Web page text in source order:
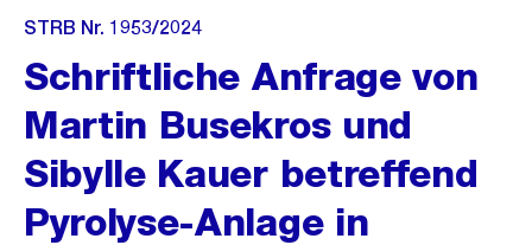
STRB Nr. 1953/2024
Schriftliche Anfrage von
Martin Busekros und
Sibylle Kauer betreffend
Pyrolyse-Anlage in